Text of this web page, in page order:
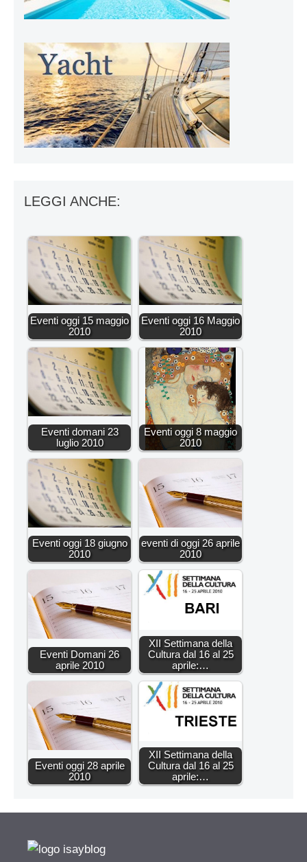
LEGGI ANCHE:
Eventi oggi 15 maggio
2010
Eventi oggi 16 Maggio
2010
Eventi domani 23
luglio 2010
Eventi oggi 8 maggio
2010
Eventi oggi 18 giugno
2010
eventi di oggi 26 aprile
2010
Eventi Domani 26
aprile 2010
XII Settimana della
Cultura dal 16 al 25
aprile:…
Eventi oggi 28 aprile
2010
XII Settimana della
Cultura dal 16 al 25
aprile:…